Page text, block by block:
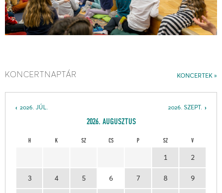
KONCERTEK
KONCERTNAPTÁR
2026. SZEPT.
2026. JÚL.
2026. AUGUSZTUS
H K SZ CS P SZ V
1 2
3 4 5 6 7 8 9